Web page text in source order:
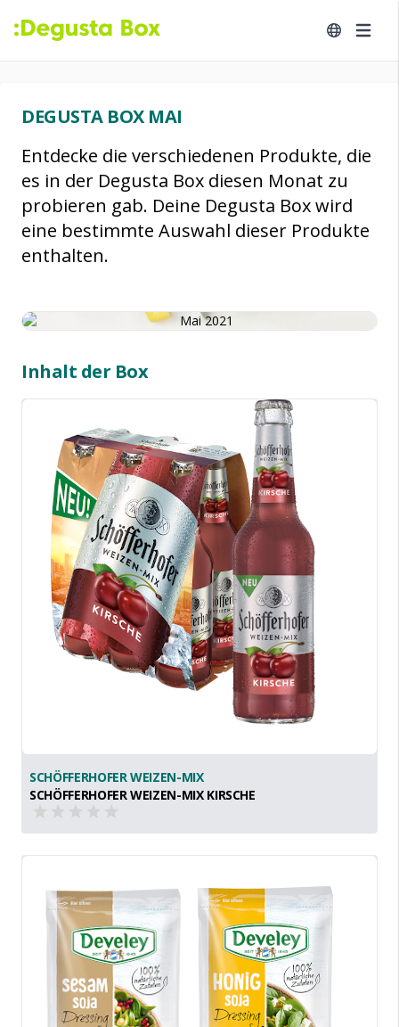
DEGUSTA BOX MAI
Entdecke die verschiedenen Produkte, die
es in der Degusta Box diesen Monat zu
probieren gab. Deine Degusta Box wird
eine bestimmte Auswahl dieser Produkte
enthalten.
Inhalt der Box
SCHÖFFERHOFER WEIZEN-MIX
SCHÖFFERHOFER WEIZEN-MIX KIRSCHE